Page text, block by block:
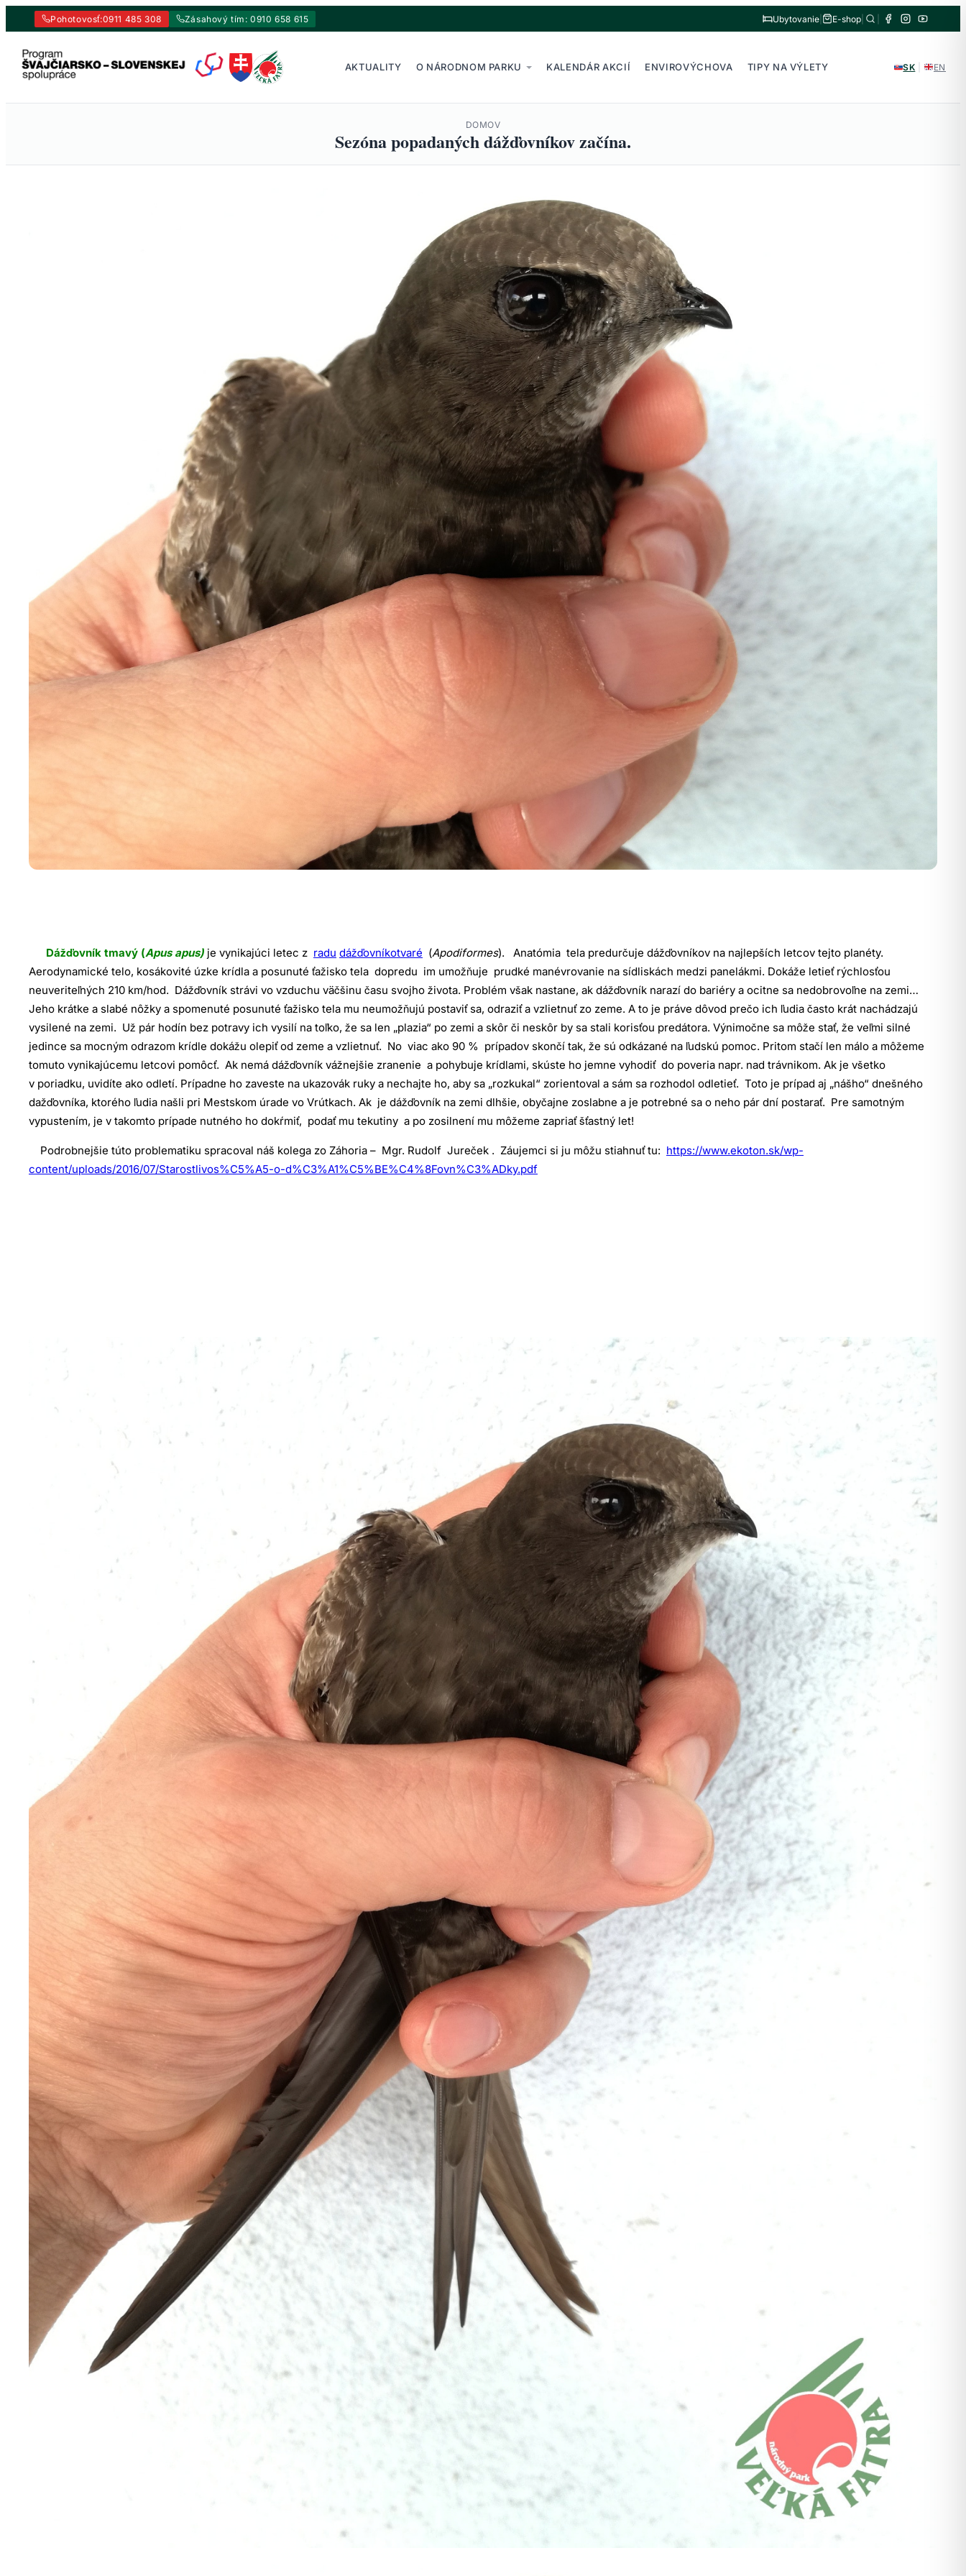
Pohotovosť:0911 485 308 Zásahový tím: 0910 658 615 Ubytovanie E-shop
obsah
AKTUALITY O NÁRODNOM PARKU KALENDÁR AKCIÍ ENVIROVÝCHOVA TIPY NA VÝLETY SK EN
DOMOV
Sezóna popadaných dážďovníkov začína.
Dážďovník tmavý (Apus apus) je vynikajúci letec z radu dážďovníkotvaré (Apodiformes). Anatómia tela predurčuje dážďovníkov na najlepších letcov tejto planéty.
Aerodynamické telo, kosákovité úzke krídla a posunuté ťažisko tela dopredu im umožňuje prudké manévrovanie na sídliskách medzi panelákmi. Dokáže letieť rýchlosťou
neuveriteľných 210 km/hod. Dážďovník strávi vo vzduchu väčšinu času svojho života. Problém však nastane, ak dážďovník narazí do bariéry a ocitne sa nedobrovoľne na zemi…
Jeho krátke a slabé nôžky a spomenuté posunuté ťažisko tela mu neumožňujú postaviť sa, odraziť a vzlietnuť zo zeme. A to je práve dôvod prečo ich ľudia často krát nachádzajú
vysilené na zemi. Už pár hodín bez potravy ich vysilí na toľko, že sa len „plazia“ po zemi a skôr či neskôr by sa stali korisťou predátora. Výnimočne sa môže stať, že veľmi silné
jedince sa mocným odrazom krídle dokážu olepiť od zeme a vzlietnuť. No viac ako 90 % prípadov skončí tak, že sú odkázané na ľudskú pomoc. Pritom stačí len málo a môžeme
tomuto vynikajúcemu letcovi pomôcť. Ak nemá dážďovník vážnejšie zranenie a pohybuje krídlami, skúste ho jemne vyhodiť do poveria napr. nad trávnikom. Ak je všetko
v poriadku, uvidíte ako odletí. Prípadne ho zaveste na ukazovák ruky a nechajte ho, aby sa „rozkukal“ zorientoval a sám sa rozhodol odletieť. Toto je prípad aj „nášho“ dnešného
dažďovníka, ktorého ľudia našli pri Mestskom úrade vo Vrútkach. Ak je dážďovník na zemi dlhšie, obyčajne zoslabne a je potrebné sa o neho pár dní postarať. Pre samotným
vypustením, je v takomto prípade nutného ho dokŕmiť, podať mu tekutiny a po zosilnení mu môžeme zapriať šťastný let!
Podrobnejšie túto problematiku spracoval náš kolega zo Záhoria – Mgr. Rudolf Jureček . Záujemci si ju môžu stiahnuť tu: https://www.ekoton.sk/wp-
content/uploads/2016/07/Starostlivos%C5%A5-o-d%C3%A1%C5%BE%C4%8Fovn%C3%ADky.pdf